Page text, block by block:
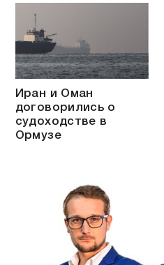
Иран и Оман
договорились о
судоходстве в
Ормузе